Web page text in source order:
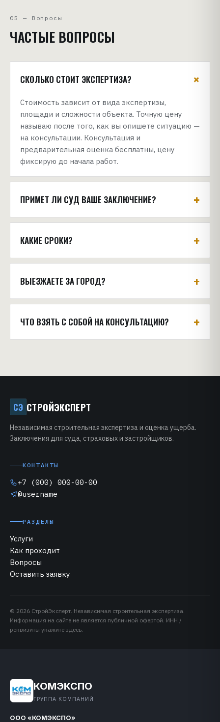
05 — Вопросы
ЧАСТЫЕ ВОПРОСЫ
СКОЛЬКО СТОИТ ЭКСПЕРТИЗА? +
Стоимость зависит от вида экспертизы,
площади и сложности объекта. Точную цену
называю после того, как вы опишете ситуацию —
на консультации. Консультация и
предварительная оценка бесплатны, цену
фиксирую до начала работ.
ПРИМЕТ ЛИ СУД ВАШЕ ЗАКЛЮЧЕНИЕ? +
КАКИЕ СРОКИ? +
ВЫЕЗЖАЕТЕ ЗА ГОРОД? +
ЧТО ВЗЯТЬ С СОБОЙ НА КОНСУЛЬТАЦИЮ? +
СЭ СТРОЙЭКСПЕРТ
Независимая строительная экспертиза и оценка ущерба.
Заключения для суда, страховых и застройщиков.
КОНТАКТЫ
+7 (000) 000-00-00
@username
РАЗДЕЛЫ
Услуги
Как проходит
Вопросы
Оставить заявку
© 2026 СтройЭксперт. Независимая строительная экспертиза.
Информация на сайте не является публичной офертой. ИНН /
реквизиты укажите здесь.
КОМЭКСПО
ГРУППА КОМПАНИЙ
ООО «КОМЭКСПО»